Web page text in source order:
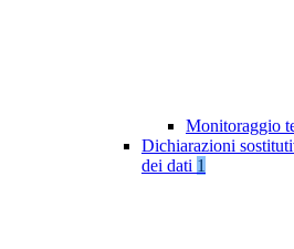
Monitoraggio
Dichiarazioni
dei dati 1